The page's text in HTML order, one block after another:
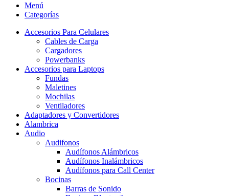
Menú
Categorías
Accesorios Para Celulares
Cables de Carga
Cargadores
Powerbanks
Accesorios para Laptops
Fundas
Maletines
Mochilas
Ventiladores
Adaptadores y Convertidores
Alambrica
Audio
Audifonos
Audífonos Alámbricos
Audífonos Inalámbricos
Audífonos para Call Center
Bocinas
Barras de Sonido